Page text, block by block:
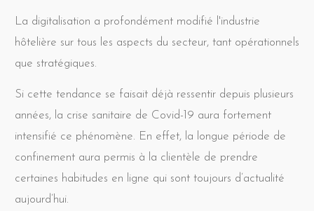
La digitalisation a profondément modifié l'industrie
hôtelière sur tous les aspects du secteur, tant opérationnels
que stratégiques.
Si cette tendance se faisait déjà ressentir depuis plusieurs
années, la crise sanitaire de Covid-19 aura fortement
intensifié ce phénomène. En effet, la longue période de
confinement aura permis à la clientèle de prendre
certaines habitudes en ligne qui sont toujours d’actualité
aujourd’hui.